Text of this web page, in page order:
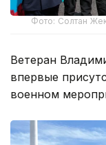
Фото: Солтан
Ветеран
впервые
военном